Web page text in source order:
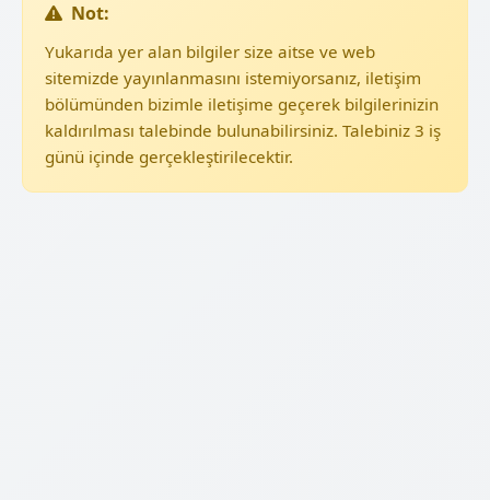
Not:
Yukarıda yer alan bilgiler size aitse ve web
sitemizde yayınlanmasını istemiyorsanız, iletişim
bölümünden bizimle iletişime geçerek bilgilerinizin
kaldırılması talebinde bulunabilirsiniz. Talebiniz 3 iş
günü içinde gerçekleştirilecektir.